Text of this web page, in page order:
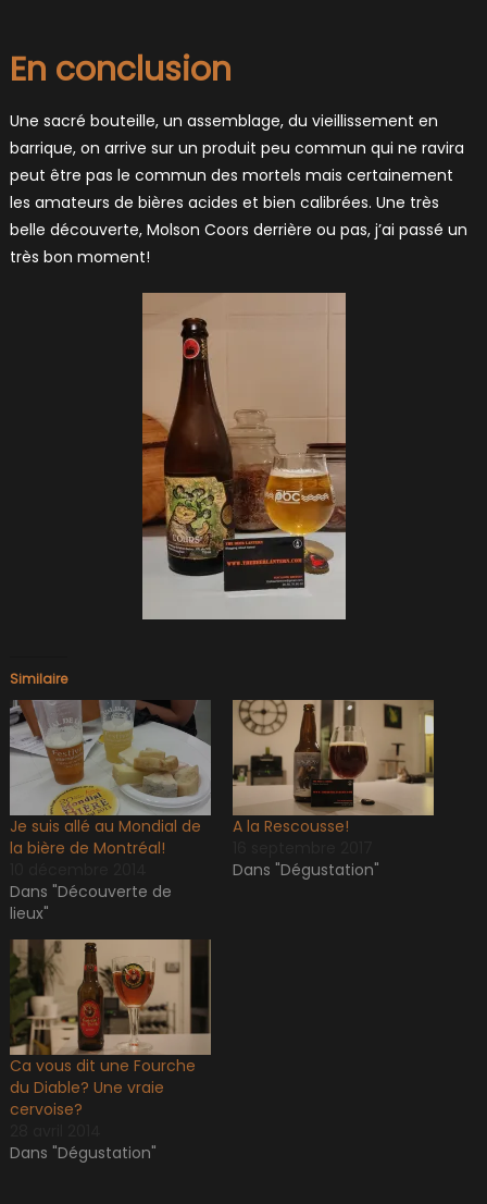
En conclusion
Une sacré bouteille, un assemblage, du vieillissement en
barrique, on arrive sur un produit peu commun qui ne ravira
peut être pas le commun des mortels mais certainement
les amateurs de bières acides et bien calibrées. Une très
belle découverte, Molson Coors derrière ou pas, j’ai passé un
très bon moment!
Similaire
Je suis allé au Mondial de
la bière de Montréal!
Dans "Découverte de
lieux"
A la Rescousse!
Dans "Dégustation"
Ca vous dit une Fourche
du Diable? Une vraie
cervoise?
Dans "Dégustation"